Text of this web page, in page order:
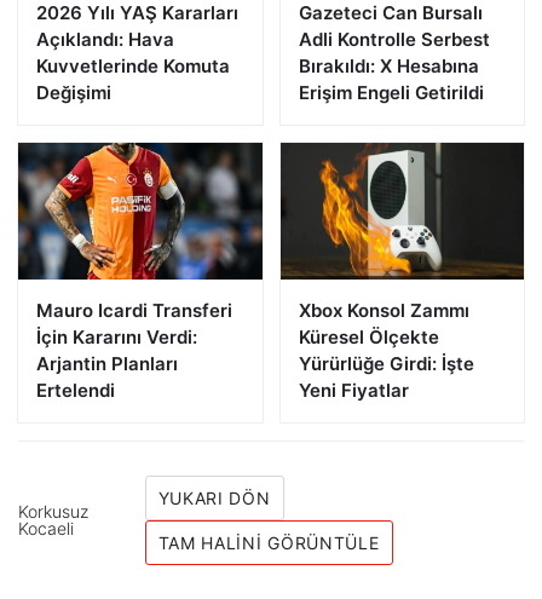
2026 Yılı YAŞ Kararları
Açıklandı: Hava
Kuvvetlerinde Komuta
Değişimi
Gazeteci Can Bursalı
Adli Kontrolle Serbest
Bırakıldı: X Hesabına
Erişim Engeli Getirildi
Mauro Icardi Transferi
İçin Kararını Verdi:
Arjantin Planları
Ertelendi
Xbox Konsol Zammı
Küresel Ölçekte
Yürürlüğe Girdi: İşte
Yeni Fiyatlar
Korkusuz
Kocaeli
YUKARI DÖN
TAM HALINI GÖRÜNTÜLE